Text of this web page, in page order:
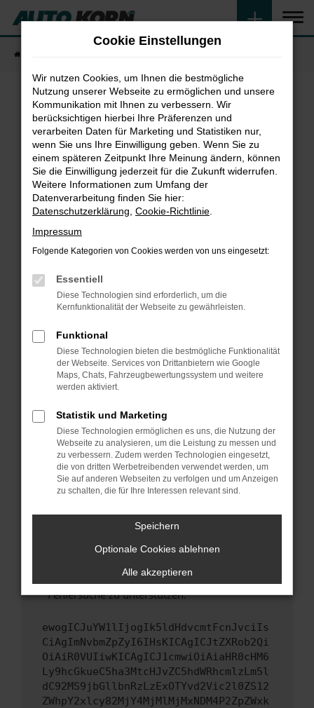
Zum
Hauptinhalt
Fehler: Network Error
Beim Laden ist ein Fehler aufgetreten.
Hier sind ein paar Tipps, die dir helfen können:
Überprüfe deine Firewall und deine
Internetverbindung.
Laden andere Webseiten, zum Beispiel deine
Suchmaschine?
Prüfe deine Browsererweiterungen.
können das Laden bestimmter Seiten
verhindern. Funktioniert die Seite in einem
Fenster?
Starte dein Gerät neu.
Das kann manchmal helfen, vorübergehende
Probleme zu beheben.
Betriebssystem auf dem neuesten Stand
sind.
Veraltete Software birgt nicht nur ein
Sicherheitsrisiko, sondern kann auch dazu
führen, dass bestimmte Funktionen nicht mehr
unterstützt werden.
Wende dich an den Webseitenbetreiber.
Wenn du alle oben genannten Schritte versucht
hast, kontaktiere uns bitte. Wir werden
uns diesen Text schicken, um uns bei der
Fehlersuche zu unterstützen:
ewogICJuYW1lIjogIk5ldHdvcmtFcnJvciIs
CiAgImNvbmZpZyI6IHsKICAgICJtZXRob2Qi
OiAiR0VUIiwKICAgICJ1cmwiOiAiaHR0cHM6
Ly9hcGkueC5ha3MtcHJvZC5hdWRhcmlzLm5l
dC92MS9jbGllbnRzLzExOTYvd2Vic2l0ZS12
ZWhpY2xlcy82MjY4MjMlMjMxNDM4P2ZpZWxk
Cookie Einstellungen
Wir nutzen Cookies, um Ihnen die bestmögliche
Nutzung unserer Webseite zu ermöglichen und unsere
Kommunikation mit Ihnen zu verbessern. Wir
berücksichtigen hierbei Ihre Präferenzen und
verarbeiten Daten für Marketing und Statistiken nur,
wenn Sie uns Ihre Einwilligung geben. Wenn Sie zu
einem späteren Zeitpunkt Ihre Meinung ändern, können
Sie die Einwilligung jederzeit für die Zukunft widerrufen.
Weitere Informationen zum Umfang der
Datenverarbeitung finden Sie hier:
Datenschutzerklärung Cookie-Richtlinie
Impressum
Folgende Kategorien von Cookies werden von uns eingesetzt:
Essentiell
Diese Technologien sind erforderlich, um die
Kernfunktionalität der Webseite zu gewährleisten.
Funktional
Diese Technologien bieten die bestmögliche Funktionalität
der Webseite. Services von Drittanbietern wie Google
Maps, Chats, Fahrzeugbewertungssystem und weitere
werden aktiviert.
Statistik und Marketing
Diese Technologien ermöglichen es uns, die Nutzung der
Webseite zu analysieren, um die Leistung zu messen und
zu verbessern. Zudem werden Technologien eingesetzt,
die von dritten Werbetreibenden verwendet werden, um
Sie auf anderen Webseiten zu verfolgen und um Anzeigen
zu schalten, die für Ihre Interessen relevant sind.
Speichern
Optionale Cookies ablehnen
Alle akzeptieren